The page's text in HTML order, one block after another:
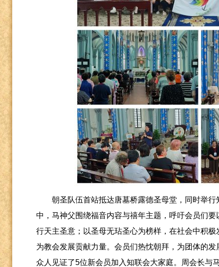
朝圣队伍首站抵达唐墓桥露德圣母堂，同时举行
中，马神父围绕福音内容与禧年主题，呼吁会员们
行天主圣意；以圣母无玷圣心为榜样，在社会中积
为教会发展贡献力量。会员们热忱朝拜，为团体的
众人见证了5位新会员加入知联会大家庭。周会长与